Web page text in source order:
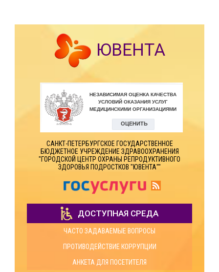
ЮВЕНТА
САНКТ-ПЕТЕРБУРГСКОЕ ГОСУДАРСТВЕННОЕ
БЮДЖЕТНОЕ УЧРЕЖДЕНИЕ ЗДРАВООХРАНЕНИЯ
"ГОРОДСКОЙ ЦЕНТР ОХРАНЫ РЕПРОДУКТИВНОГО
ЗДОРОВЬЯ ПОДРОСТКОВ "ЮВЕНТА""
ДОСТУПНАЯ СРЕДА
ЧАСТО ЗАДАВАЕМЫЕ ВОПРОСЫ
ПРОТИВОДЕЙСТВИЕ КОРРУПЦИИ
АНКЕТА ДЛЯ ПОСЕТИТЕЛЯ